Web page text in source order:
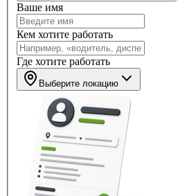
Ваше имя
Кем хотите работать
Где хотите работать
Выберите локацию